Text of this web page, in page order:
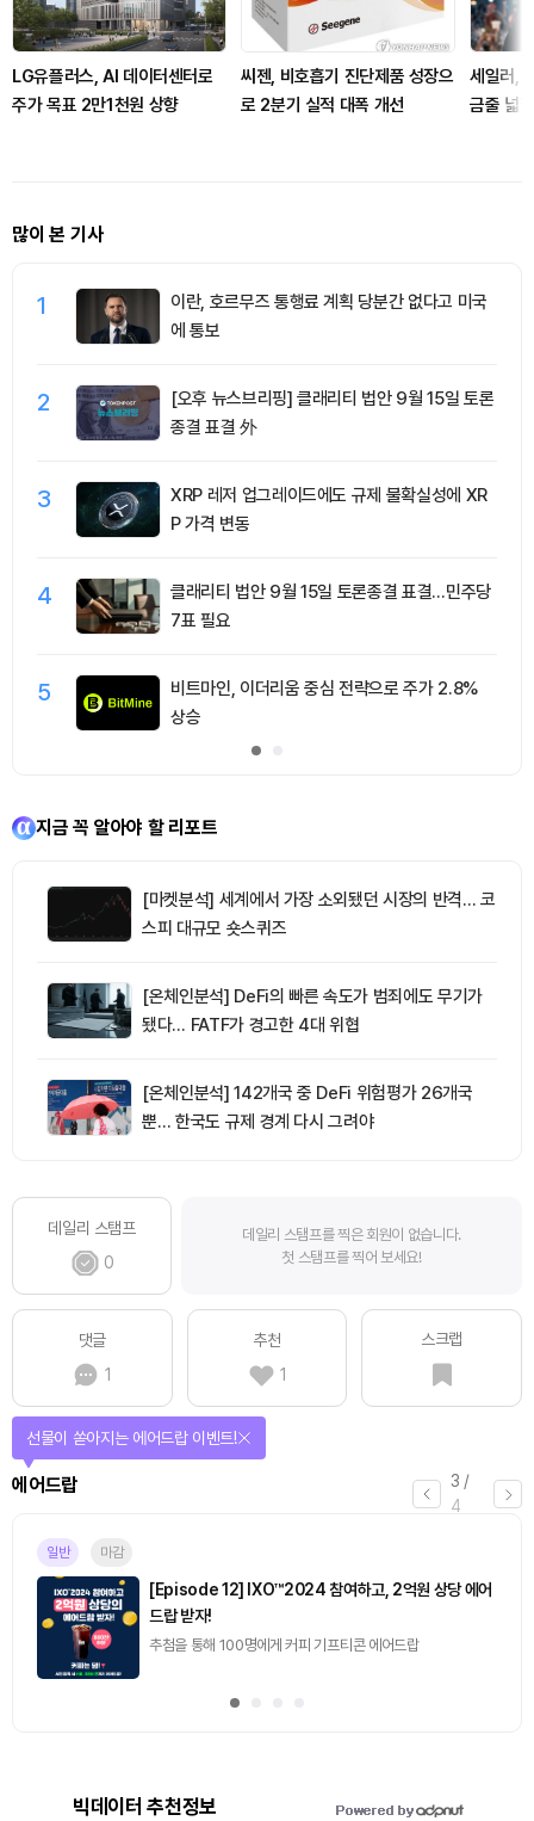
LG유플러스, AI 데이터센터로
주가 목표 2만1천원 상향
씨젠, 비호흡기 진단제품 성장으
로 2분기 실적 대폭 개선
세일러,
금줄 넓
많이 본 기사
1
이란, 호르무즈 통행료 계획 당분간 없다고 미국
에 통보
2
[오후 뉴스브리핑] 클래리티 법안 9월 15일 토론
종결 표결 外
3
XRP 레저 업그레이드에도 규제 불확실성에 XR
P 가격 변동
4
클래리티 법안 9월 15일 토론종결 표결…민주당
7표 필요
5
비트마인, 이더리움 중심 전략으로 주가 2.8%
상승
지금 꼭 알아야 할 리포트
[마켓분석] 세계에서 가장 소외됐던 시장의 반격… 코
스피 대규모 숏스퀴즈
[온체인분석] DeFi의 빠른 속도가 범죄에도 무기가
됐다… FATF가 경고한 4대 위협
[온체인분석] 142개국 중 DeFi 위험평가 26개국
뿐… 한국도 규제 경계 다시 그려야
데일리 스탬프
0
데일리 스탬프를 찍은 회원이 없습니다.
첫 스탬프를 찍어 보세요!
댓글
1
추천
1
스크랩
3 /
4
에어드랍
선물이 쏟아지는 에어드랍 이벤트!
일반 마감
[Episode 12] IXO™2024 참여하고, 2억원 상당 에어
드랍 받자!
추첨을 통해 100명에게 커피 기프티콘 에어드랍
빅데이터 추천정보